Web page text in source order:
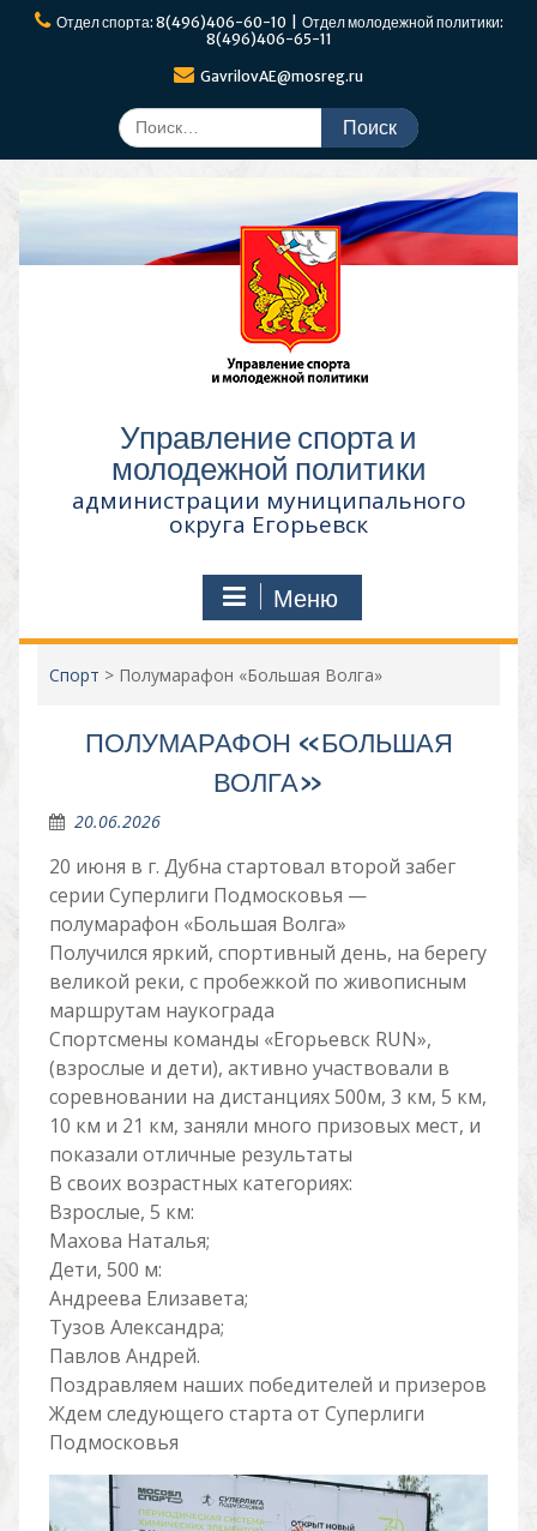
ПерейтиОтдел спорта: 8(496)406-60-10 | Отдел молодежной политики:
8(496)406-65-11
GavrilovAE@mosreg.ru
Поиск
по:
Управление спорта и
молодежной политики
администрации муниципального
округа Егорьевск
Меню
Спорт > Полумарафон «Большая Волга»
ПОЛУМАРАФОН «БОЛЬШАЯ
ВОЛГА»
20.06.2026
20 июня в г. Дубна стартовал второй забег
серии Суперлиги Подмосковья —
полумарафон «Большая Волга»
Получился яркий, спортивный день, на берегу
великой реки, с пробежкой по живописным
маршрутам наукограда
Спортсмены команды «Егорьевск RUN»,
(взрослые и дети), активно участвовали в
соревновании на дистанциях 500м, 3 км, 5 км,
10 км и 21 км, заняли много призовых мест, и
показали отличные результаты
В своих возрастных категориях:
Взрослые, 5 км:
Махова Наталья;
Дети, 500 м:
Андреева Елизавета;
Тузов Александра;
Павлов Андрей.
Поздравляем наших победителей и призеров
Ждем следующего старта от Суперлиги
Подмосковья